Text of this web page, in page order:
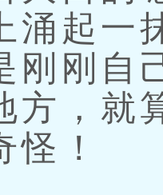
涌起一
刚刚自
方，就
怪！